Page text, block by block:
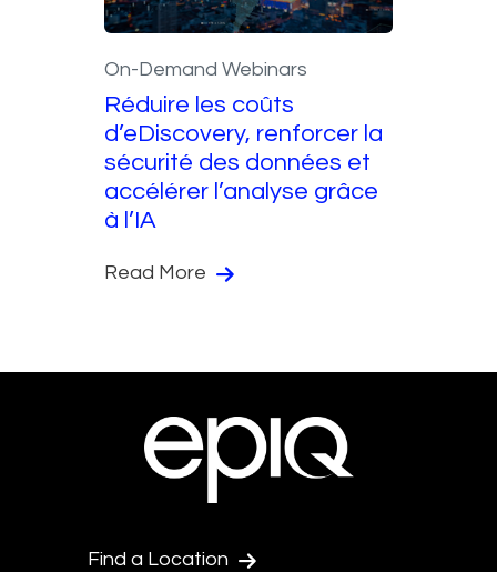
On-Demand Webinars
Réduire les coûts
d’eDiscovery, renforcer la
sécurité des données et
accélérer l’analyse grâce
à l’IA
Read More
Find a Location